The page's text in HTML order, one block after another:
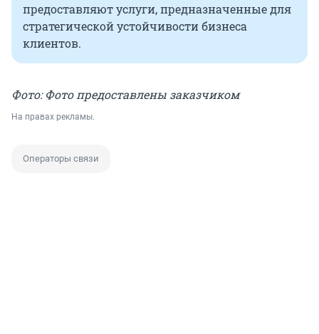
предоставляют услуги, предназначенные для
стратегической устойчивости бизнеса
клиентов.
Фото: Фото предоставлены заказчиком
На правах рекламы.
Операторы связи